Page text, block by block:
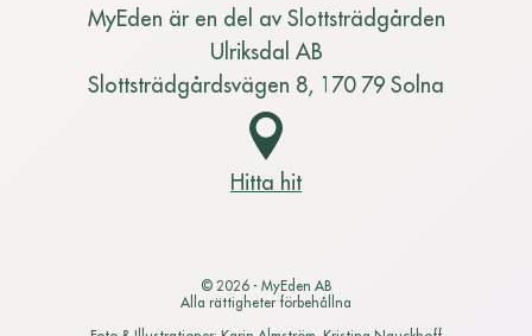
MyEden är en del av Slottsträdgården
Ulriksdal AB
Slottsträdgårdsvägen 8, 170 79 Solna
Hitta hit
© 2026 - MyEden AB
Alla rättigheter förbehållna